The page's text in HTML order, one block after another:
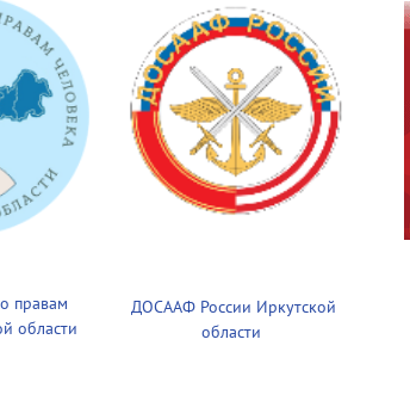
правам
области
ДОСААФ России Иркутской
области